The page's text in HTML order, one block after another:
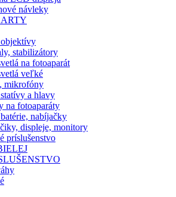
návleky
stabilizátory
na fotoaparát
veľké
mikrofóny
a hlavy
na fotoaparáty
nabíjačky
displeje, monitory
príslušenstvo